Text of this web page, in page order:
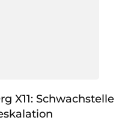
X11: Schwachstelle